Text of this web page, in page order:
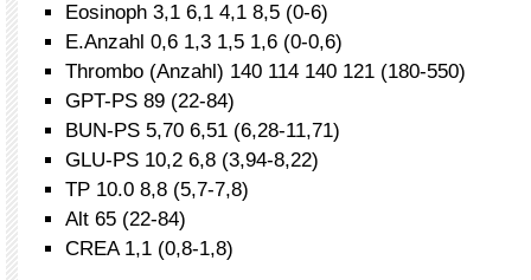
Eosinoph 3,1 6,1 4,1 8,5 (0-6)
E.Anzahl 0,6 1,3 1,5 1,6 (0-0,6)
Thrombo (Anzahl) 140 114 140 121 (180-550)
GPT-PS 89 (22-84)
BUN-PS 5,70 6,51 (6,28-11,71)
GLU-PS 10,2 6,8 (3,94-8,22)
TP 10.0 8,8 (5,7-7,8)
Alt 65 (22-84)
CREA 1,1 (0,8-1,8)